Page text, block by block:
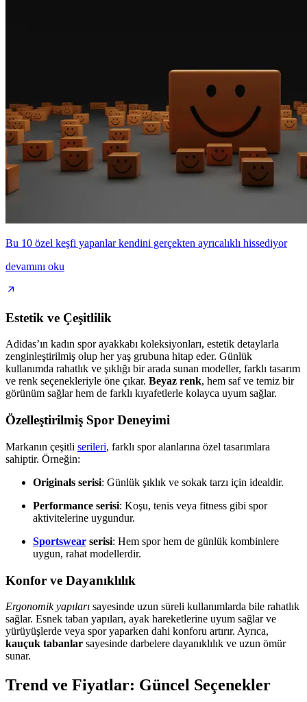
Bu 10 özel keşfi yapanlar kendini gerçekten ayrıcalıklı hissediyor
devamını oku
Estetik ve Çeşitlilik
Adidas’ın kadın spor ayakkabı koleksiyonları, estetik detaylarla
zenginleştirilmiş olup her yaş grubuna hitap eder. Günlük
kullanımda rahatlık ve şıklığı bir arada sunan modeller, farklı tasarım
ve renk seçenekleriyle öne çıkar. Beyaz renk, hem saf ve temiz bir
görünüm sağlar hem de farklı kıyafetlerle kolayca uyum sağlar.
Özelleştirilmiş Spor Deneyimi
Markanın çeşitli serileri, farklı spor alanlarına özel tasarımlara
sahiptir. Örneğin:
Originals serisi: Günlük şıklık ve sokak tarzı için idealdir.
Performance serisi: Koşu, tenis veya fitness gibi spor
aktivitelerine uygundur.
Sportswear serisi: Hem spor hem de günlük kombinlere
uygun, rahat modellerdir.
Konfor ve Dayanıklılık
Ergonomik yapıları sayesinde uzun süreli kullanımlarda bile rahatlık
sağlar. Esnek taban yapıları, ayak hareketlerine uyum sağlar ve
yürüyüşlerde veya spor yaparken dahi konforu artırır. Ayrıca,
kauçuk tabanlar sayesinde darbelere dayanıklılık ve uzun ömür
sunar.
Trend ve Fiyatlar: Güncel Seçenekler